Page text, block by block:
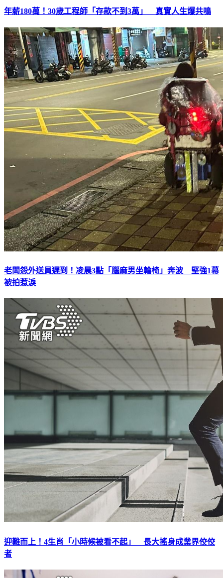
年薪180萬！30歲工程師「存款不到3萬」 真實人生爆共鳴
老闆怨外送員遲到！凌晨3點「腦麻男坐輪椅」奔波 堅強1幕
被拍惹淚
迎難而上！4生肖「小時候被看不起」 長大搖身成業界佼佼
者